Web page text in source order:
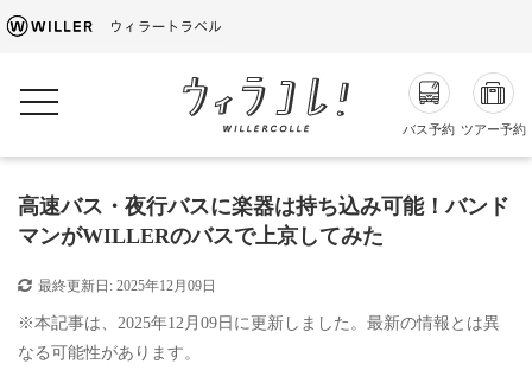
バス予約 ツアー予約
toggle navigation
高速バス・夜行バスに楽器は持ち込み可能！バンド
マンがWILLERのバスで上京してみた
最終更新日: 2025年12月09日
※本記事は、2025年12月09日に更新しました。最新の情報とは異
なる可能性があります。